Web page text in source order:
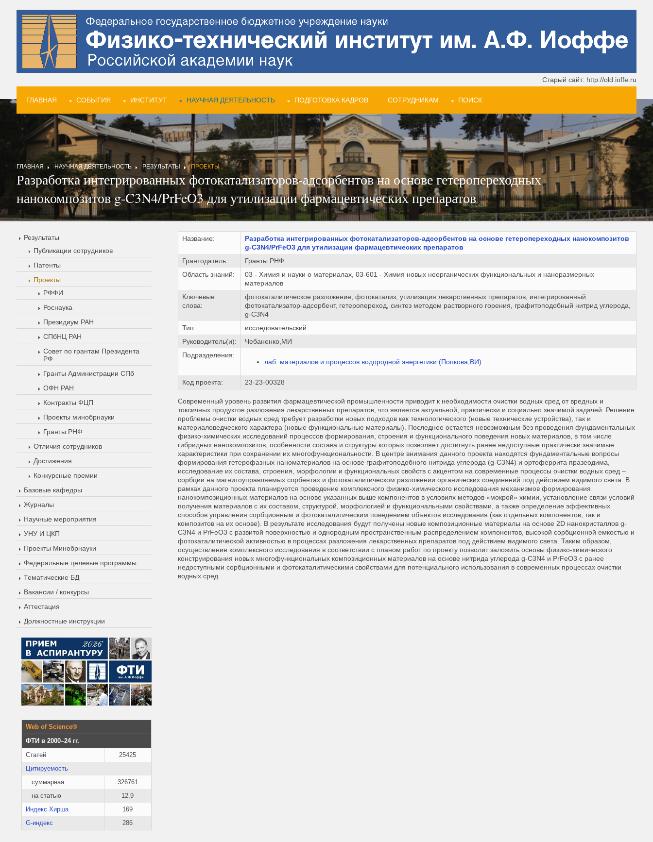
Старый сайт: http://old.ioffe.ru
ГЛАВНАЯ СОБЫТИЯ ИНСТИТУТ НАУЧНАЯ ДЕЯТЕЛЬНОСТЬ ПОДГОТОВКА КАДРОВ СОТРУДНИКАМ ПОИСК
ГЛАВНАЯ НАУЧНАЯ ДЕЯТЕЛЬНОСТЬ РЕЗУЛЬТАТЫ ПРОЕКТЫ
Разработка интегрированных фотокатализаторов-адсорбентов на основе гетеропереходных
нанокомпозитов g-C3N4/PrFeO3 для утилизации фармацевтических препаратов
Результаты
Публикации сотрудников
Патенты
Проекты
РФФИ
Роснаука
Президиум РАН
СПбНЦ РАН
Совет по грантам Президента
РФ
Гранты Администрации СПб
ОФН РАН
Контракты ФЦП
Проекты минобрнауки
Гранты РНФ
Отличия сотрудников
Достижения
Конкурсные премии
Базовые кафедры
Журналы
Научные мероприятия
УНУ И ЦКП
Проекты Минобрнауки
Федеральные целевые программы
Тематические БД
Вакансии / конкурсы
Аттестация
Должностные инструкции
Web of Science®
ФТИ в 2000–24 гг.
Статей
25425
Цитируемость
суммарная
326761
на статью
12,9
Индекс Хирша
169
G-индекс
286
Название:
Разработка интегрированных фотокатализаторов-адсорбентов на основе гетеропереходных нанокомпозитов
g-C3N4/PrFeO3 для утилизации фармацевтических препаратов
Грантодатель:
Гранты РНФ
Область знаний:
03 - Химия и науки о материалах, 03-601 - Химия новых неорганических функциональных и наноразмерных
материалов
Ключевые
слова:
фотокаталитическое разложение, фотокатализ, утилизация лекарственных препаратов, интегрированный
фотокатализатор-адсорбент, гетеропереход, синтез методом растворного горения, графитоподобный нитрид углерода,
g-C3N4
Тип:
исследовательский
Руководитель(и):
Чебаненко,МИ
Подразделения:
лаб. материалов и процессов водородной энергетики (Попкова,ВИ)
Код проекта: 23-23-00328
Современный уровень развития фармацевтической промышленности приводит к необходимости очистки водных сред от вредных и
токсичных продуктов разложения лекарственных препаратов, что является актуальной, практически и социально значимой задачей. Решение
проблемы очистки водных сред требует разработки новых подходов как технологического (новые технические устройства), так и
материаловедческого характера (новые функциональные материалы). Последнее остается невозможным без проведения фундаментальных
физико-химических исследований процессов формирования, строения и функционального поведения новых материалов, в том числе
гибридных нанокомпозитов, особенности состава и структуры которых позволяет достигнуть ранее недоступные практически значимые
характеристики при сохранении их многофункциональности. В центре внимания данного проекта находятся фундаментальные вопросы
формирования гетерофазных наноматериалов на основе графитоподобного нитрида углерода (g-C3N4) и ортоферрита празеодима,
исследование их состава, строения, морфологии и функциональных свойств с акцентом на современные процессы очистки водных сред –
сорбции на магнитоуправляемых сорбентах и фотокаталитическом разложении органических соединений под действием видимого света. В
рамках данного проекта планируется проведение комплексного физико-химического исследования механизмов формирования
нанокомпозиционных материалов на основе указанных выше компонентов в условиях методов «мокрой» химии, установление связи условий
получения материалов с их составом, структурой, морфологией и функциональными свойствами, а также определение эффективных
способов управления сорбционным и фотокаталитическим поведением объектов исследования (как отдельных компонентов, так и
композитов на их основе). В результате исследования будут получены новые композиционные материалы на основе 2D нанокристаллов g-
C3N4 и PrFeO3 с развитой поверхностью и однородным пространственным распределением компонентов, высокой сорбционной емкостью и
фотокаталитической активностью в процессах разложения лекарственных препаратов под действием видимого света. Таким образом,
осуществление комплексного исследования в соответствии с планом работ по проекту позволит заложить основы физико-химического
конструирования новых многофункциональных композиционных материалов на основе нитрида углерода g-C3N4 и PrFeO3 с ранее
недоступными сорбционными и фотокаталитическими свойствами для потенциального использования в современных процессах очистки
водных сред.